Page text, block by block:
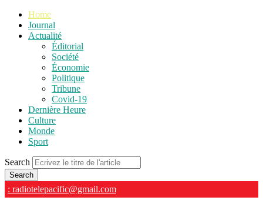
Home
Journal
Actualité
Éditorial
Société
Économie
Politique
Tribune
Covid-19
Dernière Heure
Culture
Monde
Sport
Search
: radiotelepacific@gmail.com